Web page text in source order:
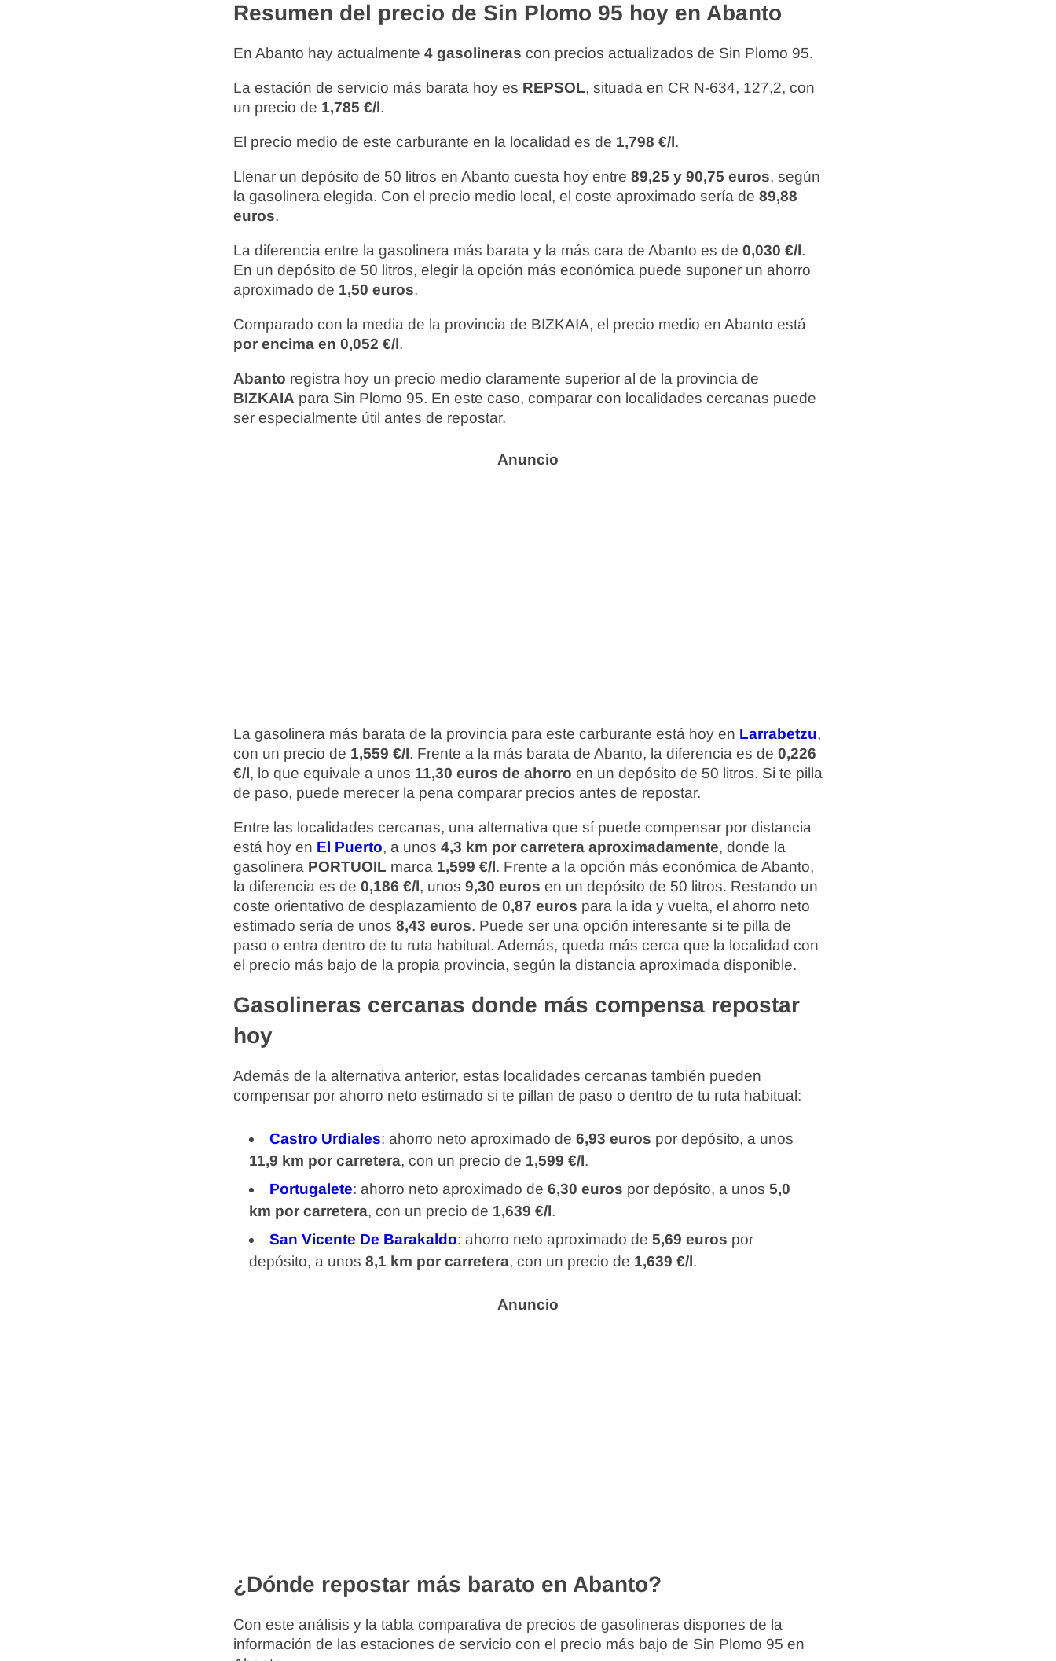
Resumen del precio de Sin Plomo 95 hoy en Abanto
En Abanto hay actualmente 4 gasolineras con precios actualizados de Sin Plomo 95.
La estación de servicio más barata hoy es REPSOL, situada en CR N-634, 127,2, con
un precio de 1,785 €/l.
El precio medio de este carburante en la localidad es de 1,798 €/l.
Llenar un depósito de 50 litros en Abanto cuesta hoy entre 89,25 y 90,75 euros, según
la gasolinera elegida. Con el precio medio local, el coste aproximado sería de 89,88
euros.
La diferencia entre la gasolinera más barata y la más cara de Abanto es de 0,030 €/l.
En un depósito de 50 litros, elegir la opción más económica puede suponer un ahorro
aproximado de 1,50 euros.
Comparado con la media de la provincia de BIZKAIA, el precio medio en Abanto está
por encima en 0,052 €/l.
Abanto registra hoy un precio medio claramente superior al de la provincia de
BIZKAIA para Sin Plomo 95. En este caso, comparar con localidades cercanas puede
ser especialmente útil antes de repostar.
La gasolinera más barata de la provincia para este carburante está hoy en Larrabetzu,
con un precio de 1,559 €/l. Frente a la más barata de Abanto, la diferencia es de 0,226
€/l, lo que equivale a unos 11,30 euros de ahorro en un depósito de 50 litros. Si te pilla
de paso, puede merecer la pena comparar precios antes de repostar.
Entre las localidades cercanas, una alternativa que sí puede compensar por distancia
está hoy en El Puerto, a unos 4,3 km por carretera aproximadamente, donde la
gasolinera PORTUOIL marca 1,599 €/l. Frente a la opción más económica de Abanto,
la diferencia es de 0,186 €/l, unos 9,30 euros en un depósito de 50 litros. Restando un
coste orientativo de desplazamiento de 0,87 euros para la ida y vuelta, el ahorro neto
estimado sería de unos 8,43 euros. Puede ser una opción interesante si te pilla de
paso o entra dentro de tu ruta habitual. Además, queda más cerca que la localidad con
el precio más bajo de la propia provincia, según la distancia aproximada disponible.
Gasolineras cercanas donde más compensa repostar
hoy
Además de la alternativa anterior, estas localidades cercanas también pueden
compensar por ahorro neto estimado si te pillan de paso o dentro de tu ruta habitual:
Castro Urdiales: ahorro neto aproximado de 6,93 euros por depósito, a unos
11,9 km por carretera, con un precio de 1,599 €/l.
Portugalete: ahorro neto aproximado de 6,30 euros por depósito, a unos 5,0
km por carretera, con un precio de 1,639 €/l.
San Vicente De Barakaldo: ahorro neto aproximado de 5,69 euros por
depósito, a unos 8,1 km por carretera, con un precio de 1,639 €/l.
¿Dónde repostar más barato en Abanto?
Con este análisis y la tabla comparativa de precios de gasolineras dispones de la
información de las estaciones de servicio con el precio más bajo de Sin Plomo 95 en